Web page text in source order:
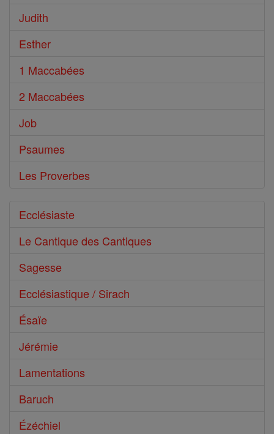
Judith
Esther
1 Maccabées
2 Maccabées
Job
Psaumes
Les Proverbes
Ecclésiaste
Le Cantique des Cantiques
Sagesse
Ecclésiastique / Sirach
Ésaïe
Jérémie
Lamentations
Baruch
Ézéchiel